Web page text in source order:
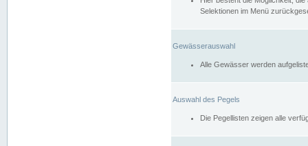
Selektionen im Menü
Gewässerauswahl
Alle Gewässer werden
Auswahl des Pegels
Die Pegellisten zeigen alle